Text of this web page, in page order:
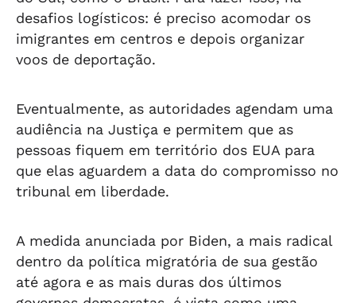
desafios logísticos: é preciso acomodar os
imigrantes em centros e depois organizar
voos de deportação.
Eventualmente, as autoridades agendam uma
audiência na Justiça e permitem que as
pessoas fiquem em território dos EUA para
que elas aguardem a data do compromisso no
tribunal em liberdade.
A medida anunciada por Biden, a mais radical
dentro da política migratória de sua gestão
até agora e as mais duras dos últimos